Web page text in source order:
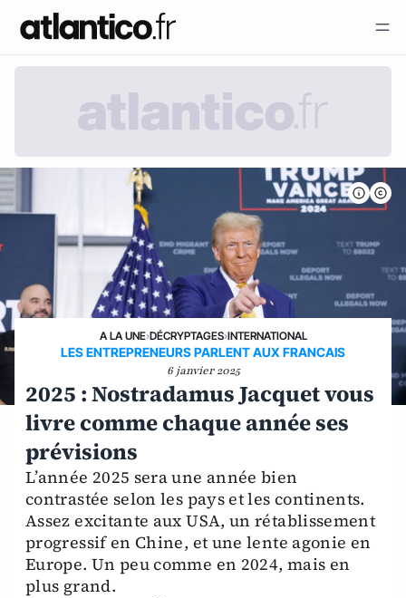
A LA UNE›DÉCRYPTAGES›INTERNATIONAL
LES ENTREPRENEURS PARLENT AUX FRANCAIS
6 janvier 2025
2025 : Nostradamus Jacquet vous
livre comme chaque année ses
prévisions
L’année 2025 sera une année bien
contrastée selon les pays et les continents.
Assez excitante aux USA, un rétablissement
progressif en Chine, et une lente agonie en
Europe. Un peu comme en 2024, mais en
plus grand.